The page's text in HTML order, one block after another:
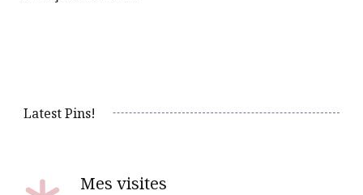
Latest Pins!
Mes visites